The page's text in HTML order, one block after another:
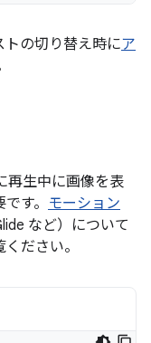
トの切り替え時にア
再生中に画像を表
す。 モーション
など）について
ださい。